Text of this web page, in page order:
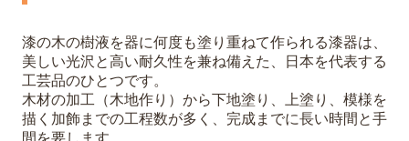
漆の木の樹液を器に何度も塗り重ねて作られる漆器は、
美しい光沢と高い耐久性を兼ね備えた、日本を代表する
工芸品のひとつです。
木材の加工（木地作り）から下地塗り、上塗り、模様を
描く加飾までの工程数が多く、完成までに長い時間と手
間を要します。